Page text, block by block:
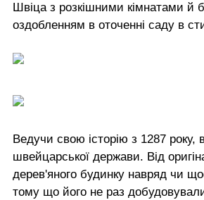
Швіца з розкішними кімнатами й
оздобленням в оточенні саду в
Ведучи свою історію з 1287 року,
швейцарської держави. Від
дерев'яного будинку навряд чи
тому що його не раз